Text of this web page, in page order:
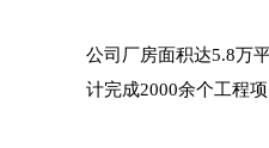
公司厂房面积达5.8万
计完成2000余个工程